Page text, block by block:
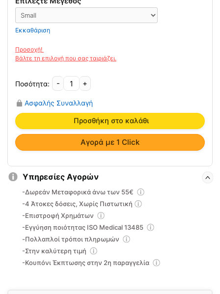
Εκκαθάριση
Αγορά με 1 Click
-
Ελαστική
Περιαγκωνίδα
2080
Oppo
ποσότητα
+
Ασφαλής Συναλλαγή
Προσθήκη στο καλάθι
Υπηρεσίες Αγορών
-Δωρεάν Μεταφορικά άνω των 55€
-4 Άτοκες δόσεις, Χωρίς Πιστωτική
-Επιστροφή Χρημάτων
-Εγγύηση ποιότητας ISO Medical 13485
-Πολλαπλοί τρόποι πληρωμών
-Στην καλύτερη τιμή
-Κουπόνι Έκπτωσης στην 2η παραγγελία